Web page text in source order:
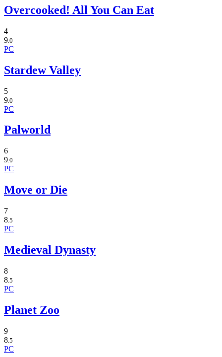
Overcooked! All You Can Eat
4
9 .0
PC
Stardew Valley
5
9 .0
PC
Palworld
6
9.0
PC
Move or Die
7
8.5
PC
Medieval Dynasty
8
8.5
PC
Planet Zoo
9
8 .5
PC